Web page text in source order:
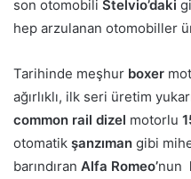
son otomobili Stelvio’daki
hep arzulanan otomobiller
Tarihinde meşhur boxer
ağırlıklı, ilk seri üretim
common rail dizel motorlu
otomatik şanzıman gibi
barındıran Alfa Romeo’nun